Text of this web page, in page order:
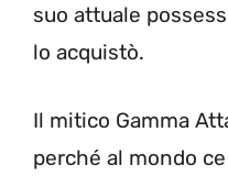
suo attuale
lo acquistò.
Il mitico Gamma
perché al mondo ce